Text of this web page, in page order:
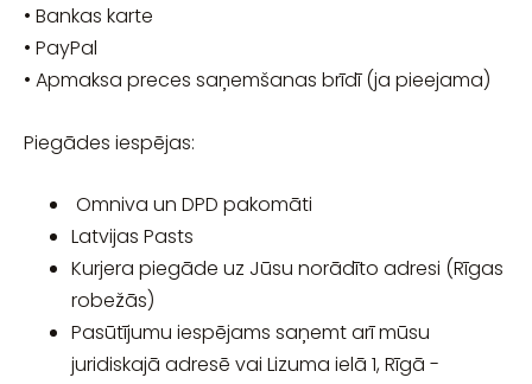
• Bankas karte
• PayPal
• Apmaksa preces saņemšanas brīdī (ja pieejama)
Piegādes iespējas:
Omniva un DPD pakomāti
Latvijas Pasts
Kurjera piegāde uz Jūsu norādīto adresi (Rīgas
robežās)
Pasūtījumu iespējams saņemt arī mūsu
juridiskajā adresē vai Lizuma ielā 1, Rīgā -